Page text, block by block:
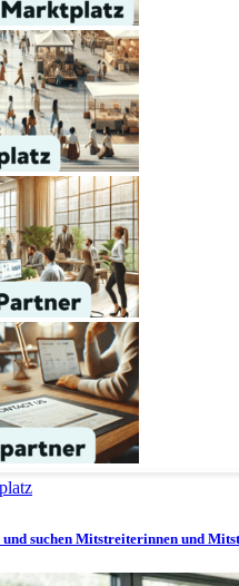
und suchen Mitstreiterinnen und